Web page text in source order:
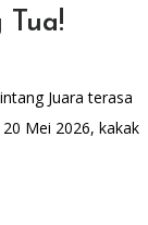
Tua!
Juara terasa
Mei 2026, kakak